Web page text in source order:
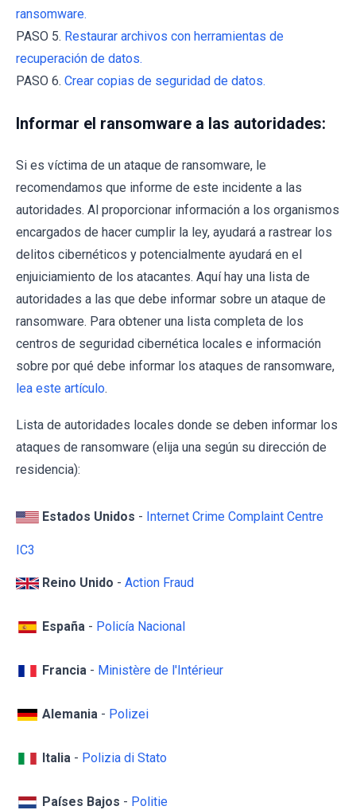
ransomware.
PASO 5. Restaurar archivos con herramientas de
recuperación de datos.
PASO 6. Crear copias de seguridad de datos.
Informar el ransomware a las autoridades:
Si es víctima de un ataque de ransomware, le
recomendamos que informe de este incidente a las
autoridades. Al proporcionar información a los organismos
encargados de hacer cumplir la ley, ayudará a rastrear los
delitos cibernéticos y potencialmente ayudará en el
enjuiciamiento de los atacantes. Aquí hay una lista de
autoridades a las que debe informar sobre un ataque de
ransomware. Para obtener una lista completa de los
centros de seguridad cibernética locales e información
sobre por qué debe informar los ataques de ransomware,
lea este artículo.
Lista de autoridades locales donde se deben informar los
ataques de ransomware (elija una según su dirección de
residencia):
Estados Unidos - Internet Crime Complaint Centre
IC3
Reino Unido - Action Fraud
España - Policía Nacional
Francia - Ministère de l'Intérieur
Alemania - Polizei
Italia - Polizia di Stato
Países Bajos - Politie